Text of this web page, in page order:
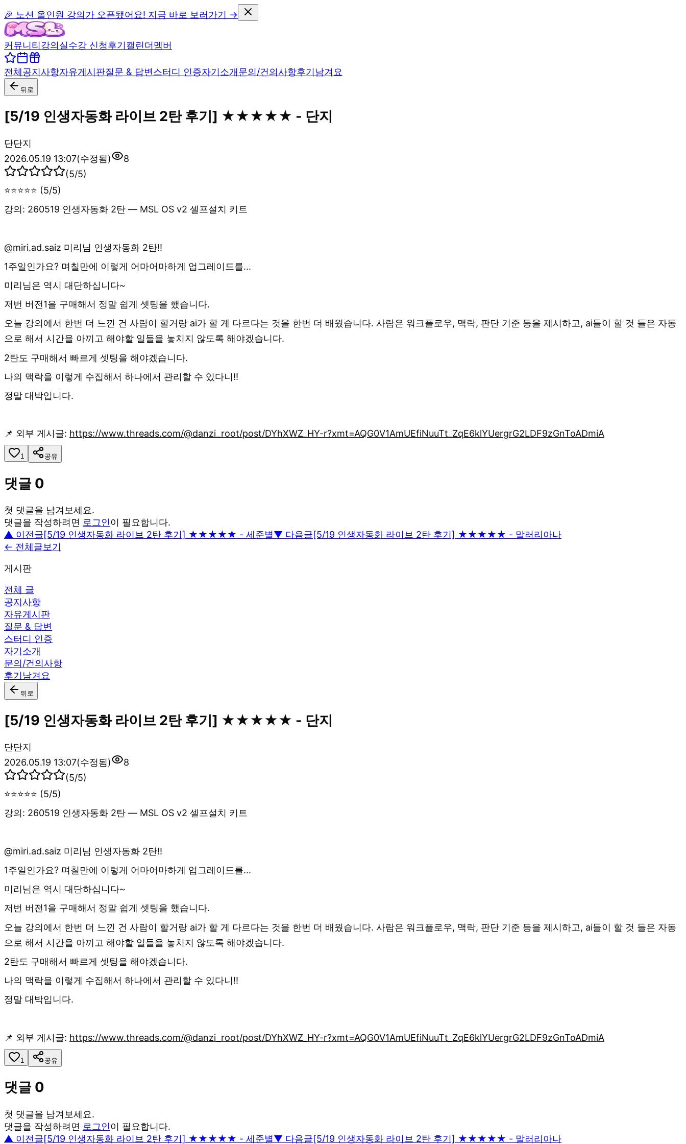
🎉 노션 올인원 강의가 오픈됐어요! 지금 바로 보러가기 →
커뮤니티강의실수강 신청후기캘린더멤버
전체공지사항자유게시판질문 & 답변스터디 인증자기소개문의/건의사항후기남겨요
뒤로
[5/19 인생자동화 라이브 2탄 후기] ★★★★★ - 단지
단단지
2026.05.19 13:07(수정됨)
8
(5/5)
⭐⭐⭐⭐⭐ (5/5)
강의: 260519 인생자동화 2탄 — MSL OS v2 셀프설치 키트
@miri.ad.saiz 미리님 인생자동화 2탄!!
1주일인가요? 며칠만에 이렇게 어마어마하게 업그레이드를...
미리님은 역시 대단하십니다~
저번 버전1을 구매해서 정말 쉽게 셋팅을 했습니다.
오늘 강의에서 한번 더 느낀 건 사람이 할거랑 ai가 할 게 다르다는 것을 한번 더 배웠습니다. 사람은 워크플로우, 맥락, 판단 기준 등을 제시하고, ai들이 할 것 들은 자동
으로 해서 시간을 아끼고 해야할 일들을 놓치지 않도록 해야겠습니다.
2탄도 구매해서 빠르게 셋팅을 해야겠습니다.
나의 맥락을 이렇게 수집해서 하나에서 관리할 수 있다니!!
정말 대박입니다.
📌 외부 게시글: https://www.threads.com/@danzi_root/post/DYhXWZ_HY-r?xmt=AQG0V1AmUEfiNuuTt_ZqE6klYUergrG2LDF9zGnToADmiA
1 공유
댓글 0
첫 댓글을 남겨보세요.
댓글을 작성하려면 로그인이 필요합니다.
▲ 이전글[5/19 인생자동화 라이브 2탄 후기] ★★★★★ - 세준별▼ 다음글[5/19 인생자동화 라이브 2탄 후기] ★★★★★ - 말러리아나
← 전체글보기
게시판
전체 글
공지사항
자유게시판
질문 & 답변
스터디 인증
자기소개
문의/건의사항
후기남겨요
뒤로
[5/19 인생자동화 라이브 2탄 후기] ★★★★★ - 단지
단단지
2026.05.19 13:07(수정됨)
8
(5/5)
⭐⭐⭐⭐⭐ (5/5)
강의: 260519 인생자동화 2탄 — MSL OS v2 셀프설치 키트
@miri.ad.saiz 미리님 인생자동화 2탄!!
1주일인가요? 며칠만에 이렇게 어마어마하게 업그레이드를...
미리님은 역시 대단하십니다~
저번 버전1을 구매해서 정말 쉽게 셋팅을 했습니다.
오늘 강의에서 한번 더 느낀 건 사람이 할거랑 ai가 할 게 다르다는 것을 한번 더 배웠습니다. 사람은 워크플로우, 맥락, 판단 기준 등을 제시하고, ai들이 할 것 들은 자동
으로 해서 시간을 아끼고 해야할 일들을 놓치지 않도록 해야겠습니다.
2탄도 구매해서 빠르게 셋팅을 해야겠습니다.
나의 맥락을 이렇게 수집해서 하나에서 관리할 수 있다니!!
정말 대박입니다.
📌 외부 게시글: https://www.threads.com/@danzi_root/post/DYhXWZ_HY-r?xmt=AQG0V1AmUEfiNuuTt_ZqE6klYUergrG2LDF9zGnToADmiA
1 공유
댓글 0
첫 댓글을 남겨보세요.
댓글을 작성하려면 로그인이 필요합니다.
▲ 이전글[5/19 인생자동화 라이브 2탄 후기] ★★★★★ - 세준별▼ 다음글[5/19 인생자동화 라이브 2탄 후기] ★★★★★ - 말러리아나